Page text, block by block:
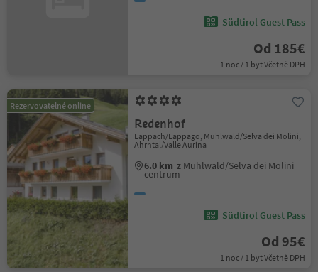
Südtirol Guest Pass
Od 185€
1 noc / 1 byt Včetně DPH
Rezervovatelné online
Redenhof
Lappach/Lappago, Mühlwald/Selva dei Molini,
Ahrntal/Valle Aurina
6.0 km z Mühlwald/Selva dei Molini
centrum
Südtirol Guest Pass
Od 95€
1 noc / 1 byt Včetně DPH